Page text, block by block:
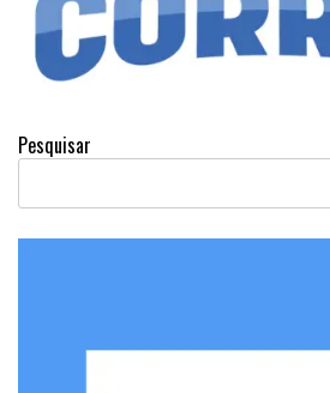
Pesquisar